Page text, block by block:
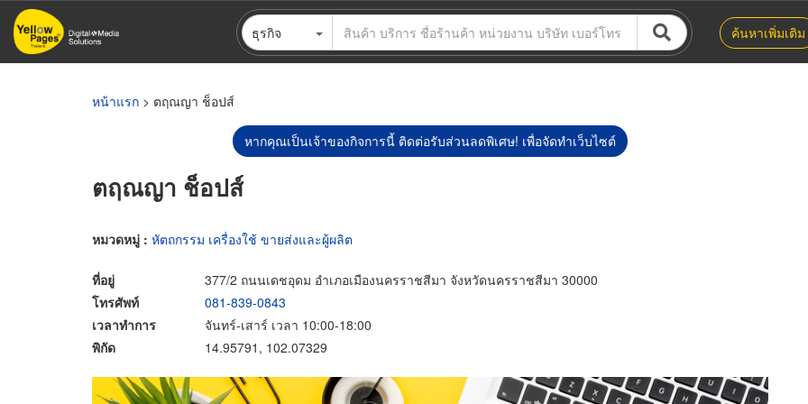
ข้าม
ไป
ธุรกิจ ค้นหาเพิ่มเติม
หน้าแรก > ตฤณญา ช็อปส์
หากคุณเป็นเจ้าของกิจการนี้ ติดต่อรับส่วนลดพิเศษ! เพื่อจัดทำเว็บไซต์
ตฤณญา ช็อปส์
หมวดหมู่ : หัตถกรรม เครื่องใช้ ขายส่งและผู้ผลิต
ที่อยู่
377/2 ถนนเดชอุดม อำเภอเมืองนครราชสีมา จังหวัดนครราชสีมา 30000
โทรศัพท์
081-839-0843
เวลาทำการ
จันทร์-เสาร์ เวลา 10:00-18:00
พิกัด
14.95791, 102.07329